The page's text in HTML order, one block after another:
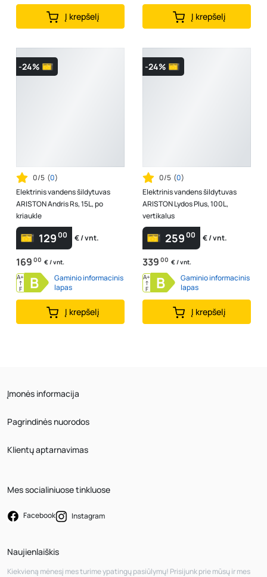
Į krepšelį Į krepšelį
-24%
0/5 (0)
Elektrinis vandens šildytuvas
ARISTON Andris Rs, 15L, po
kriaukle
12900 € / vnt.
169 00 € / vnt.
A+
↑
F B
Gaminio informacinis
lapas
Į krepšelį
-24%
0/5 (0)
Elektrinis vandens šildytuvas
ARISTON Lydos Plus, 100L,
vertikalus
25900 € / vnt.
339 00 € / vnt.
A+
↑
F B
Gaminio informacinis
lapas
Į krepšelį
Įmonės informacija
Pagrindinės nuorodos
Klientų aptarnavimas
Mes socialiniuose tinkluose
Facebook Instagram
Naujienlaiškis
Kiekvieną mėnesį mes turime ypatingų pasiūlymų! Prisijunk prie mūsų ir mes